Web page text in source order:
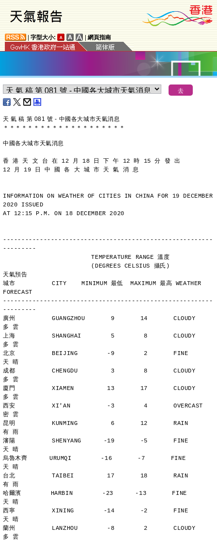
字型大小: 網頁指南
天 氣 稿 第 081 號 - 中國各大城市天氣消息
＊ ＊ ＊ ＊ ＊ ＊ ＊ ＊ ＊ ＊ ＊ ＊ ＊ ＊ ＊ ＊ ＊ ＊ ＊ ＊
中國各大城市天氣消息
香 港 天 文 台 在 12 月 18 日 下 午 12 時 15 分 發 出
12 月 19 日 中 國 各 大 城 市 天 氣 消 息
INFORMATION ON WEATHER OF CITIES IN CHINA FOR 19 DECEMBER
2020 ISSUED
AT 12:15 P.M. ON 18 DECEMBER 2020
---------------------------------------------------------
---------
                        TEMPERATURE RANGE 溫度
天氣預告
城市          CITY    MINIMUM 最低  MAXIMUM 最高 WEATHER
FORECAST
---------------------------------------------------------
---------
廣州          GUANGZHOU       9       14       CLOUDY
多 雲
上海          SHANGHAI        5        8       CLOUDY
多 雲
北京          BEIJING        -9        2       FINE
天 晴
成都          CHENGDU         3        8       CLOUDY
多 雲
廈門          XIAMEN         13       17       CLOUDY
多 雲
西安          XI'AN          -3        4       OVERCAST
密 雲
昆明          KUNMING         6       12       RAIN
有 雨
瀋陽          SHENYANG      -19       -5       FINE
天 晴
烏魯木齊      URUMQI        -16       -7       FINE
天 晴
台北          TAIBEI         17       18       RAIN
有 雨
哈爾濱        HARBIN        -23      -13       FINE
天 晴
西寧          XINING        -14       -2       FINE
天 晴
蘭州          LANZHOU        -8        2       CLOUDY
多 雲